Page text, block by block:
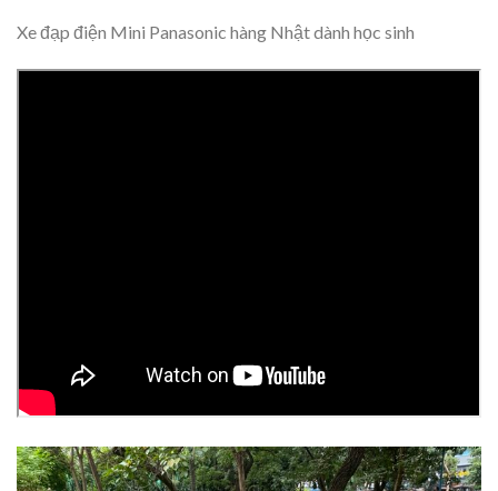
Xe đạp điện Mini Panasonic hàng Nhật dành học sinh